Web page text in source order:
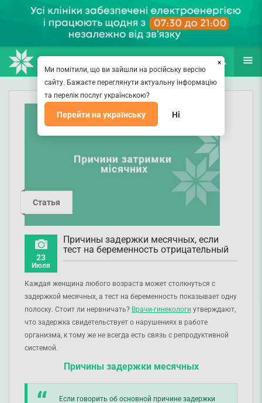
(067) 127-03-03
ПОИСК ЕЩЁ
Статья
23
Июля
Причины задержки месячных, если
тест на беременность отрицательный
Каждая женщина любого возраста может столкнуться с
задержкой месячных, а тест на беременность показывает одну
полоску. Стоит ли нервничать? Врачи-гинекологи утверждают,
что задержка свидетельствует о нарушениях в работе
организма, к тому же не всегда есть связь с репродуктивной
системой.
Причины задержки месячных
Если говорить об основной причине задержки
×
Ми помітили, що ви зайшли на російську версію
сайту. Бажаєте переглянути актуальну інформацію
та перелік послуг українською?
Перейти на українську Ні